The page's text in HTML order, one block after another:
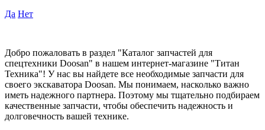
Да Нет
Добро пожаловать в раздел "Каталог запчастей для
спецтехники Doosan" в нашем интернет-магазине "Титан
Техника"! У нас вы найдете все необходимые запчасти для
своего экскаватора Doosan. Мы понимаем, насколько важно
иметь надежного партнера. Поэтому мы тщательно подбираем
качественные запчасти, чтобы обеспечить надежность и
долговечность вашей технике.